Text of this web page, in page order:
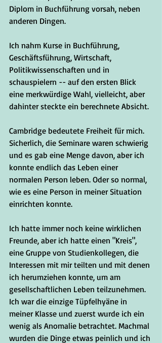
Diplom in Buchführung vorsah, neben
anderen Dingen.
Ich nahm Kurse in Buchführung,
Geschäftsführung, Wirtschaft,
Politikwissenschaften und in
schauspielern -- auf den ersten Blick
eine merkwürdige Wahl, vielleicht, aber
dahinter steckte ein berechnete Absicht.
Cambridge bedeutete Freiheit für mich.
Sicherlich, die Seminare waren schwierig
und es gab eine Menge davon, aber ich
konnte endlich das Leben einer
normalen Person leben. Oder so normal,
wie es eine Person in meiner Situation
einrichten konnte.
Ich hatte immer noch keine wirklichen
Freunde, aber ich hatte einen "Kreis",
eine Gruppe von Studienkollegen, die
Interessen mit mir teilten und mit denen
ich herumziehen konnte, um am
gesellschaftlichen Leben teilzunehmen.
Ich war die einzige Tüpfelhyäne in
meiner Klasse und zuerst wurde ich ein
wenig als Anomalie betrachtet. Machmal
wurden die Dinge etwas peinlich und ich